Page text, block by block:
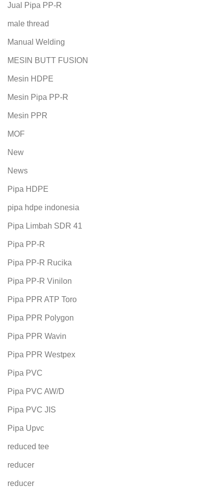
Jual Pipa PP-R
male thread
Manual Welding
MESIN BUTT FUSION
Mesin HDPE
Mesin Pipa PP-R
Mesin PPR
MOF
New
News
Pipa HDPE
pipa hdpe indonesia
Pipa Limbah SDR 41
Pipa PP-R
Pipa PP-R Rucika
Pipa PP-R Vinilon
Pipa PPR ATP Toro
Pipa PPR Polygon
Pipa PPR Wavin
Pipa PPR Westpex
Pipa PVC
Pipa PVC AW/D
Pipa PVC JIS
Pipa Upvc
reduced tee
reducer
reducer